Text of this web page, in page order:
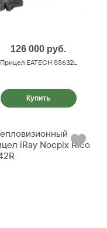
126 000 руб.
Прицел EATECH SS632L
Купить